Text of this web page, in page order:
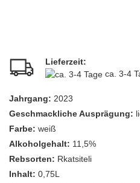
Lieferzeit:
ca. 3-4
Jahrgang: 2023
Geschmackliche Ausprägung:
Farbe: weiß
Alkoholgehalt: 11,5%
Rebsorten: Rkatsiteli
Inhalt: 0,75L